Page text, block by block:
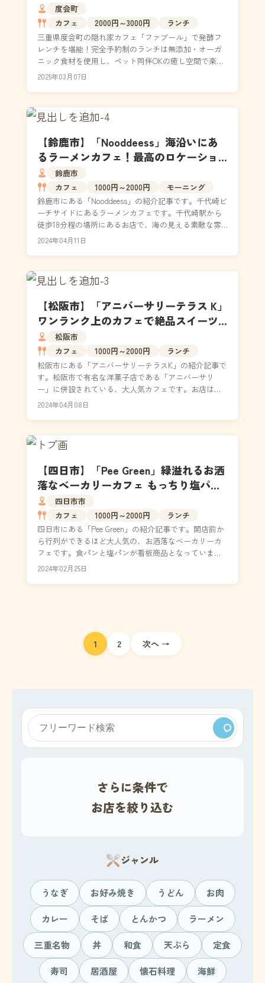
須の極上ランチとは？
度会町
カフェ
2000円～3000円
ランチ
三重県度会町の隠れ家カフェ「ファブール」で発酵フ
レンチを堪能！完全予約制のランチは無添加・オーガ
ニック食材を使用し、ペット同伴OKの癒し空間で楽し
めます。度会町の自然を望む店内で、ヘルシーなコー
2025年03月07日
【鈴鹿市】「Nooddeess」海沿いにあ
るラーメンカフェ！最高のロケーショ
ンでまったりモーニング｜店内の様
子・メニュー
鈴鹿市
カフェ
1000円～2000円
モーニング
鈴鹿市にある「Nooddeess」の紹介記事です。千代崎ビ
ーチサイドにあるラーメンカフェです。千代崎駅から
徒歩18分程の場所にあるお店で、海の見える素敵な雰
囲気の場所です。朝は8時からオープンしている...
2024年04月11日
【松阪市】「アニバーサリーテラス K」
ワンランク上のカフェで絶品スイーツ
を堪能してきた｜店内の様子・メニュ
ー
松阪市
カフェ
1000円～2000円
ランチ
松阪市にある「アニバーサリーテラスK」の紹介記事で
す。松阪市で有名な洋菓子店である「アニバーサリ
ー」に併設されている、大人気カフェです。お店は、
松ヶ崎駅から徒歩約20分程の場所にあります。インス
2024年04月08日
【四日市】「Pee Green」緑溢れるお洒
落なベーカリーカフェ もっちり塩パン
に感動｜食レポ・メニュー
四日市市
カフェ
1000円～2000円
ランチ
四日市にある「Pee Green」の紹介記事です。開店前か
ら行列ができるほど大人気の、お洒落なベーカリーカ
フェです。食パンと塩パンが看板商品となっていま
す。「Pea Green」さんのパンの最大の特徴...
2024年02月25日
ゲ
1 2 次へ →
さらに条件で
お店を絞り込む
ジャンル
うなぎ お好み焼き うどん お肉
カレー そば とんかつ ラーメン
三重名物 丼 和食 天ぷら 定食
寿司 居酒屋 懐石料理 海鮮